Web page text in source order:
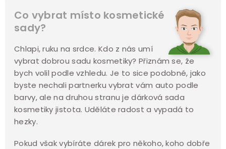
Co vybrat místo kosmetické
sady?
Chlapi, ruku na srdce. Kdo z nás umí
vybrat dobrou sadu kosmetiky? Přiznám se, že
bych volil podle vzhledu. Je to sice podobné, jako
byste nechali partnerku vybrat vám auto podle
barvy, ale na druhou stranu je dárková sada
kosmetiky jistota. Uděláte radost a vypadá to
hezky.
Pokud však vybíráte dárek pro někoho, koho dobře